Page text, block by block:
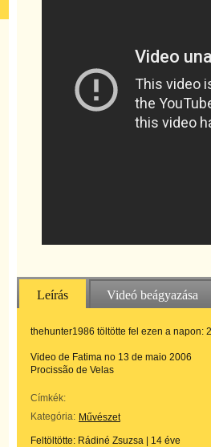
Leírás Videó beágyazása
thehunter1986 töltötte fel ezen a napon:
Video de Fatima no 13 de maio 2006
Procissão de Velas
Címkék:
Kategória: Művészet
Feltöltötte: Rádiné Zsuzsa 14 éve